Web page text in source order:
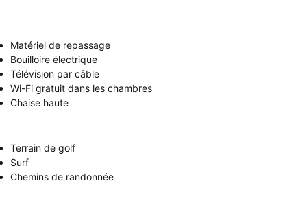
Matériel de repassage
Bouilloire électrique
Télévision par câble
Wi-Fi gratuit dans les chambres
Chaise haute
Terrain de golf
Surf
Chemins de randonnée